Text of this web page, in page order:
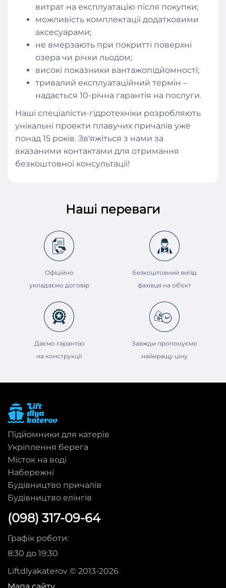
витрат на експлуатацію після покупки;
можливість комплектації додатковими
аксесуарами;
не вмерзають при покритті поверхні
озера чи річки льодом;
високі показники вантажопідйомності;
тривалий експлуатаційний термін –
надається 10-річна гарантія на послуги.
Наші спеціалісти-гідротехніки розробляють
унікальні проекти плавучих причалів уже
понад 15 років. Зв'яжіться з нами за
вказаними контактами для отримання
безкоштовної консультації!
Наші переваги
Офіційно
укладаємо договір
Безкоштовний виїзд
фахівця на об'єкт
Даємо гарантію
на конструкції
Завжди пропонуємо
найкращу ціну
Підйомники для катерів
Укріплення берега
Місток на воді
Набережні
Будівництво причалів
Будівництво елінгів
(098) 317-09-64
Графік роботи:
8:30 до 19:30
Liftdlyakaterov © 2013-2026